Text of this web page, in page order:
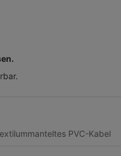
PVC-Kabel